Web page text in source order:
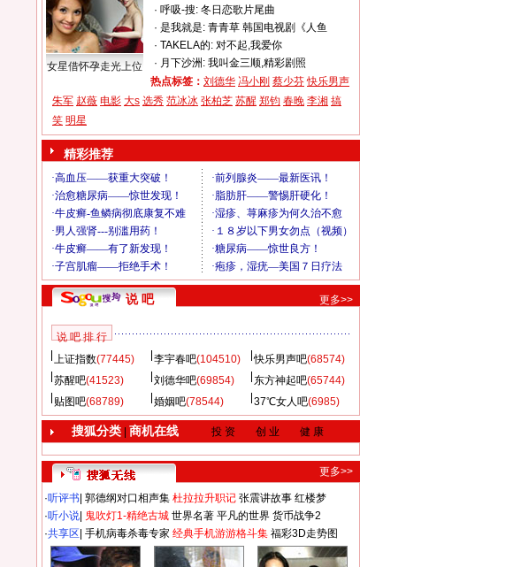
女星借怀孕走光上位
· 呼吸-搜: 冬日恋歌片尾曲
· 是我就是: 青青草 韩国电视剧《人鱼
· TAKELA的: 对不起,我爱你
· 月下沙洲: 我叫金三顺,精彩剧照
热点标签： 刘德华 冯小刚 蔡少芬 快乐男声
朱军 赵薇 电影 大s 选秀 范冰冰 张柏芝 苏醒 郑钧 春晚 李湘 搞
笑 明星
精彩推荐
说 吧 更多>>
说 吧 排 行
上证指数(77445) 李宇春吧(104510) 快乐男声吧(68574)
苏醒吧(41523) 刘德华吧(69854) 东方神起吧(65744)
贴图吧(68789) 婚姻吧(78544) 37℃女人吧(6985)
搜狐分类| 商机在线 投 资 创 业 健 康
更多>>
·听评书 郭德纲对口相声集 杜拉拉升职记 张震讲故事 红楼梦
·听小说 鬼吹灯1-精绝古城 世界名著 平凡的世界 货币战争2
·共享区 手机病毒杀毒专家 经典手机游游格斗集 福彩3D走势图